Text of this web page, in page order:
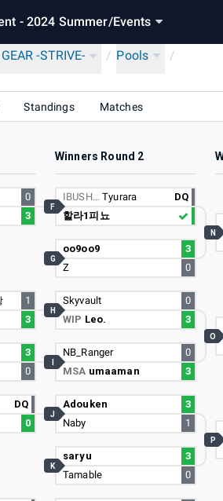
- 2024 Summer/Events
-STRIVE- / Pools
/
Standings Matches
Winners Round 2
0
3
1
3
3
0
DQ
0
IBUSH…Tyurara
DQ
할라1피뇨
F
oo9oo9
3
Z
0
G
Skyvault
0
WIP Leo. 3
H
NB_Ranger
0
MSA umaaman 3
Adouken
3
Naby
1
J
saryu
3
Tamable
0
K
N
O
P